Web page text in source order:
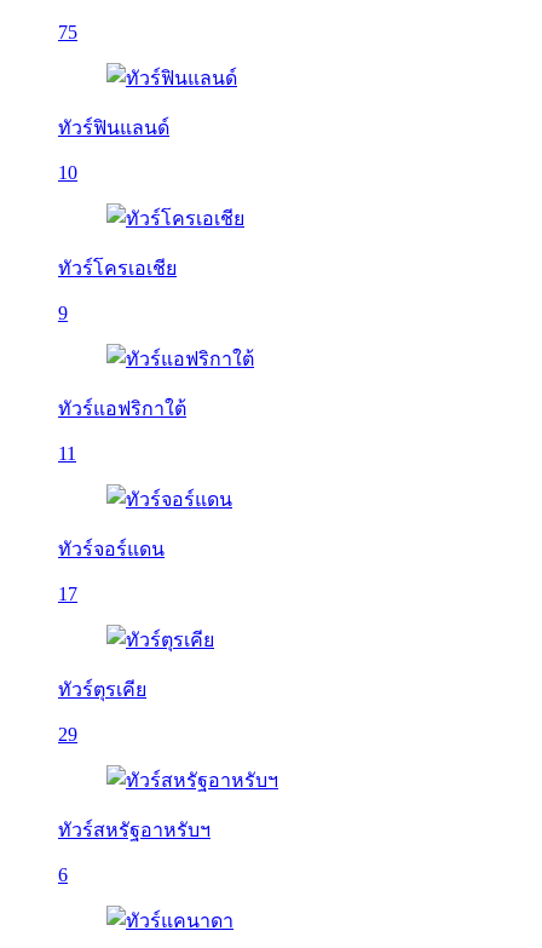
75
ทัวร์ฟินแลนด์
10
ทัวร์โครเอเชีย
9
ทัวร์แอฟริกาใต้
11
ทัวร์จอร์แดน
17
ทัวร์ตุรเคีย
29
ทัวร์สหรัฐอาหรับฯ
6